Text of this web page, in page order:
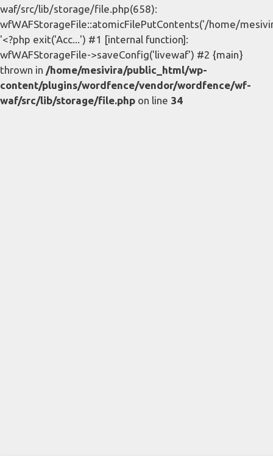
waf/src/lib/storage/file.php(658):
wfWAFStorageFile::atomicFilePutContents('/home/
'<?php exit('Acc...') #1 [internal function]:
wfWAFStorageFile->saveConfig('livewaf') #2 {main}
thrown in /home/mesivira/public_html/wp-
content/plugins/wordfence/vendor/wordfence/wf-
waf/src/lib/storage/file.php on line 34